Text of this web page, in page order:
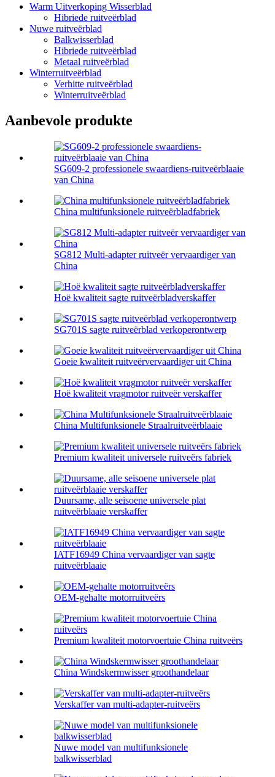
Warm Uitverkoping Wisserblad
Hibriede ruitveërblad
Nuwe ruitveërblad
Balkwisserblad
Hibriede ruitveërblad
Metaal ruitveërblad
Winterruitveërblad
Verhitte ruitveërblad
Winterruitveërblad
Aanbevole produkte
SG609-2 professionele swaardiens-ruitveërblaaie
van China
China multifunksionele ruitveërbladfabriek
SG812 Multi-adapter ruitveër vervaardiger van
China
Hoë kwaliteit sagte ruitveërbladverskaffer
SG701S sagte ruitveërblad verkoperontwerp
Goeie kwaliteit ruitveërvervaardiger uit China
Hoë kwaliteit vragmotor ruitveër verskaffer
China Multifunksionele Straalruitveërblaaie
Premium kwaliteit universele ruitveërs fabriek
Duursame, alle seisoene universele plat
ruitveërblaaie verskaffer
IATF16949 China vervaardiger van sagte
ruitveërblaaie
OEM-gehalte motorruitveërs
Premium kwaliteit motorvoertuie China ruitveërs
China Windskermwisser groothandelaar
Verskaffer van multi-adapter-ruitveërs
Nuwe model van multifunksionele
balkwisserblad